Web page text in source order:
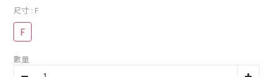
尺寸 : F
F
數量